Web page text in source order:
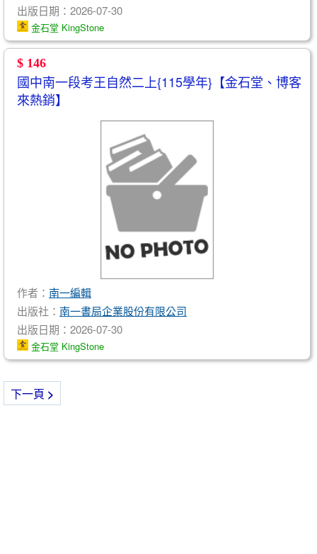
出版日期：2026-07-30
金石堂 KingStone
$ 146
國中南一段考王自然二上{115學年}【金石堂、博客
來熱銷】
作者： 南一編輯
出版社： 南一書局企業股份有限公司
出版日期：2026-07-30
金石堂 KingStone
下一頁 >